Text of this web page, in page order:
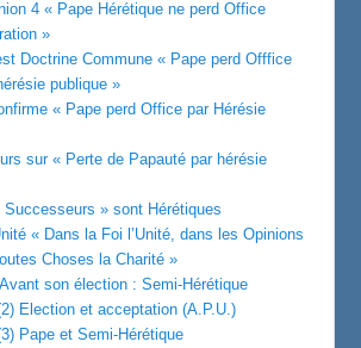
4 « Pape Hérétique ne perd Office
»
Doctrine Commune « Pape perd Offfice
publique »
« Pape perd Office par Hérésie
sur « Perte de Papauté par hérésie
» sont Hérétiques
« Dans la Foi l’Unité, dans les Opinions
Choses la Charité »
son élection : Semi-Hérétique
Election et acceptation (A.P.U.)
Pape et Semi-Hérétique